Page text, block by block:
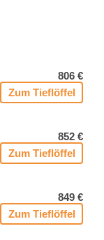
806 €
Zum Tief­löf­fel
852 €
Zum Tief­löf­fel
849 €
Zum Tief­löf­fel